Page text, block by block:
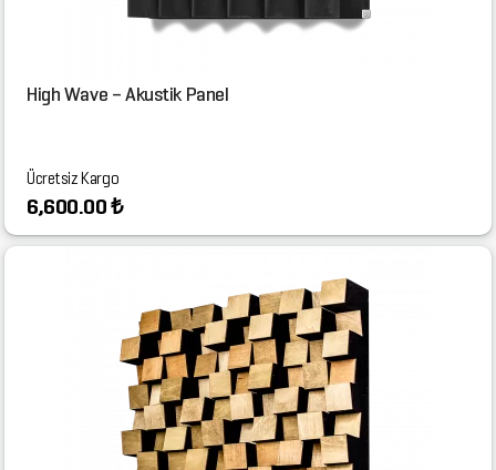
High Wave – Akustik Panel
Ücretsiz Kargo
6,600.00 ₺